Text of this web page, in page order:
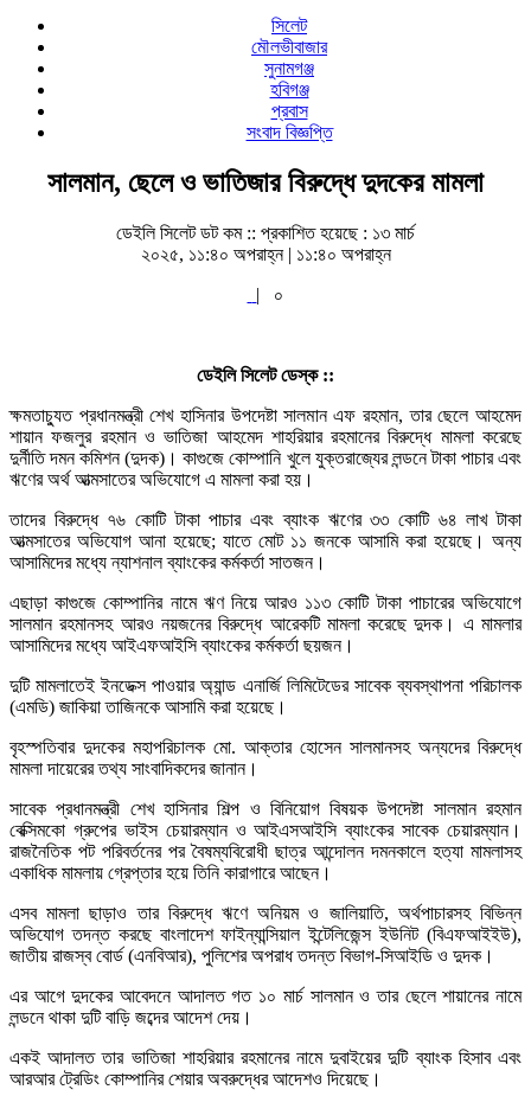
সিলেট
মৌলভীবাজার
সুনামগঞ্জ
হবিগঞ্জ
প্রবাস
সংবাদ বিজ্ঞপ্তি
সালমান, ছেলে ও ভাতিজার বিরুদ্ধে দুদকের মামলা
ডেইলি সিলেট ডট কম :: প্রকাশিত হয়েছে : ১৩ মার্চ
২০২৫, ১১:৪০ অপরাহ্ন | ১১:৪০ অপরাহ্ন
|
০
ডেইলি সিলেট ডেস্ক ::
ক্ষমতাচ্যুত প্রধানমন্ত্রী শেখ হাসিনার উপদেষ্টা সালমান এফ রহমান, তার ছেলে আহমেদ
শায়ান ফজলুর রহমান ও ভাতিজা আহমেদ শাহরিয়ার রহমানের বিরুদ্ধে মামলা করেছে
দুর্নীতি দমন কমিশন (দুদক)। কাগুজে কোম্পানি খুলে যুক্তরাজ্যের লন্ডনে টাকা পাচার এবং
ঋণের অর্থ আত্মসাতের অভিযোগে এ মামলা করা হয়।
তাদের বিরুদ্ধে ৭৬ কোটি টাকা পাচার এবং ব্যাংক ঋণের ৩৩ কোটি ৬৪ লাখ টাকা
আত্মসাতের অভিযোগ আনা হয়েছে; যাতে মোট ১১ জনকে আসামি করা হয়েছে। অন্য
আসামিদের মধ্যে ন্যাশনাল ব্যাংকের কর্মকর্তা সাতজন।
এছাড়া কাগুজে কোম্পানির নামে ঋণ নিয়ে আরও ১১৩ কোটি টাকা পাচারের অভিযোগে
সালমান রহমানসহ আরও নয়জনের বিরুদ্ধে আরেকটি মামলা করেছে দুদক। এ মামলার
আসামিদের মধ্যে আইএফআইসি ব্যাংকের কর্মকর্তা ছয়জন।
দুটি মামলাতেই ইনডেক্স পাওয়ার অ্যান্ড এনার্জি লিমিটেডের সাবেক ব্যবস্থাপনা পরিচালক
(এমডি) জাকিয়া তাজিনকে আসামি করা হয়েছে।
বৃহস্পতিবার দুদকের মহাপরিচালক মো. আক্তার হোসেন সালমানসহ অন্যদের বিরুদ্ধে
মামলা দায়েরের তথ্য সাংবাদিকদের জানান।
সাবেক প্রধানমন্ত্রী শেখ হাসিনার শিল্প ও বিনিয়োগ বিষয়ক উপদেষ্টা সালমান রহমান
বেক্সিমকো গ্রুপের ভাইস চেয়ারম্যান ও আইএসআইসি ব্যাংকের সাবেক চেয়ারম্যান।
রাজনৈতিক পট পরিবর্তনের পর বৈষম্যবিরোধী ছাত্র আন্দোলন দমনকালে হত্যা মামলাসহ
একাধিক মামলায় গ্রেপ্তার হয়ে তিনি কারাগারে আছেন।
এসব মামলা ছাড়াও তার বিরুদ্ধে ঋণে অনিয়ম ও জালিয়াতি, অর্থপাচারসহ বিভিন্ন
অভিযোগ তদন্ত করছে বাংলাদেশ ফাইন্যান্সিয়াল ইন্টেলিজেন্স ইউনিট (বিএফআইইউ),
জাতীয় রাজস্ব বোর্ড (এনবিআর), পুলিশের অপরাধ তদন্ত বিভাগ-সিআইডি ও দুদক।
এর আগে দুদকের আবেদনে আদালত গত ১০ মার্চ সালমান ও তার ছেলে শায়ানের নামে
লন্ডনে থাকা দুটি বাড়ি জব্দের আদেশ দেয়।
একই আদালত তার ভাতিজা শাহরিয়ার রহমানের নামে দুবাইয়ের দুটি ব্যাংক হিসাব এবং
আরআর ট্রেডিং কোম্পানির শেয়ার অবরুদ্ধের আদেশও দিয়েছে।